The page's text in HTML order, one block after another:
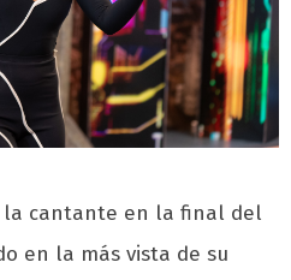
la cantante en la final del
en la más vista de su